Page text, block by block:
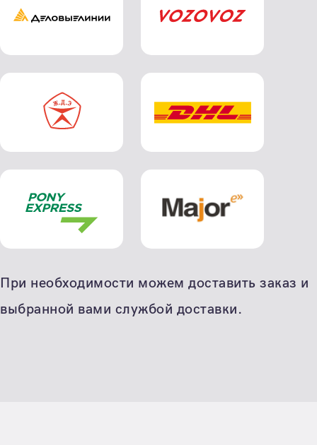
При необходимости можем доставить заказ и
выбранной вами службой доставки.